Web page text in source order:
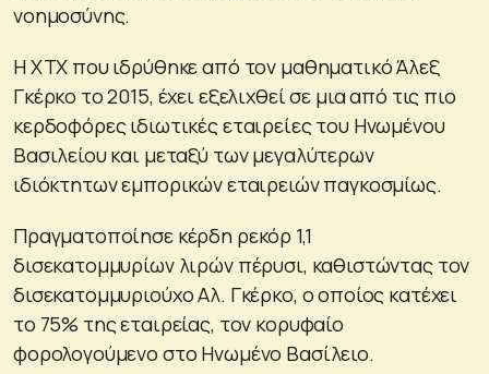
νοημοσύνης.
H XTX που ιδρύθηκε από τον μαθηματικό Άλεξ
Γκέρκο το 2015, έχει εξελιχθεί σε μια από τις πιο
κερδοφόρες ιδιωτικές εταιρείες του Ηνωμένου
Βασιλείου και μεταξύ των μεγαλύτερων
ιδιόκτητων εμπορικών εταιρειών παγκοσμίως.
Πραγματοποίησε κέρδη ρεκόρ 1,1
δισεκατομμυρίων λιρών πέρυσι, καθιστώντας τον
δισεκατομμυριούχο Αλ. Γκέρκο, ο οποίος κατέχει
το 75% της εταιρείας, τον κορυφαίο
φορολογούμενο στο Ηνωμένο Βασίλειο.